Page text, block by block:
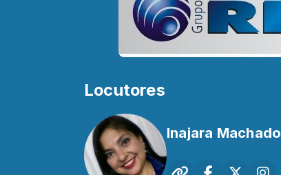
Locutores
Inajara Machado